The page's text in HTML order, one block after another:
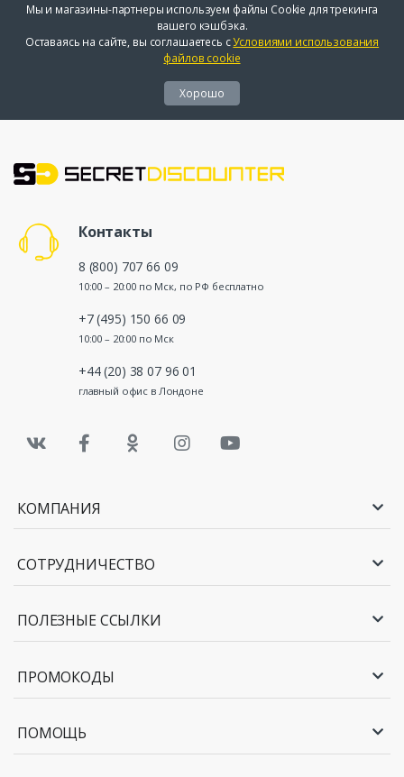
Мы и магазины-партнеры используем файлы Cookie для трекинга
вашего кэшбэка.
Оставаясь на сайте, вы соглашаетесь сУсловиями использования
файлов cookie
Хорошо
Контакты
8 (800) 707 66 09
10:00 – 20:00 по Мск, по РФ бесплатно
+7 (495) 150 66 09
10:00 – 20:00 по Мск
+44 (20) 38 07 96 01
главный офис в Лондоне
КОМПАНИЯ
СОТРУДНИЧЕСТВО
ПОЛЕЗНЫЕ ССЫЛКИ
ПРОМОКОДЫ
ПОМОЩЬ